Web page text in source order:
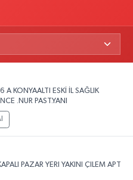
A KONYAALTI ESKİ İL SAĞLIK
.NUR PAST.YANI
PAZAR YERI YAKINI ÇILEM APT